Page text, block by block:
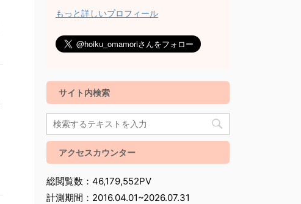
もっと詳しいプロフィール
サイト内検索
アクセスカウンター
総閲覧数：46,179,552PV
計測期間：2016.04.01~2026.07.31